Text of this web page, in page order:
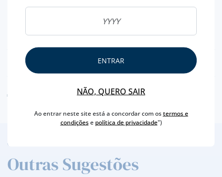
PAÍS PORTUGAL
CASCA COM CASCA
NUTRICIONAL & ALERGÉNIOS
AVISO ALERGÉNEO
Outras Sugestões
ENTRAR
NÃO, QUERO SAIR
Ao entrar neste site está a concordar com ostermos e
condiçõese política de privacidade")